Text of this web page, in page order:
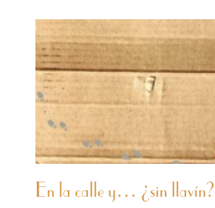
En la calle y… ¿sin llavín?